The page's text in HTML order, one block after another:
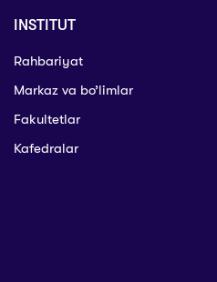
INSTITUT
Rahbariyat
Markaz va bo’limlar
Fakultetlar
Kafedralar